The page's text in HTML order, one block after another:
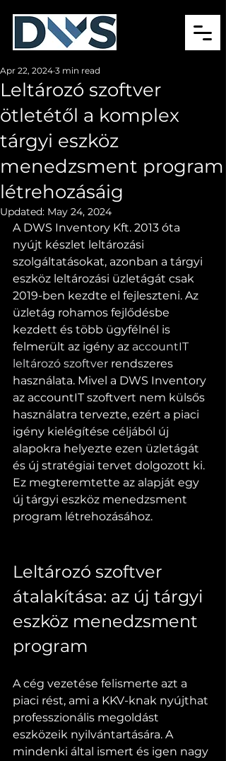
Leltározó szoftver
ötletétől a komplex
tárgyi eszköz
menedzsment program
létrehozásáig
Apr 22, 2024 3 min read
Updated: May 24, 2024
A DWS Inventory Kft. 2013 óta
nyújt készlet leltározási
szolgáltatásokat, azonban a tárgyi
eszköz leltározási üzletágát csak
2019-ben kezdte el fejleszteni. Az
üzletág rohamos fejlődésbe
kezdett és több ügyfélnél is
felmerült az igény az accountIT
leltározó szoftver rendszeres
használata. Mivel a DWS Inventory
az accountIT szoftvert nem külsős
használatra tervezte, ezért a piaci
igény kielégítése céljából új
alapokra helyezte ezen üzletágát
és új stratégiai tervet dolgozott ki.
Ez megteremtette az alapját egy
új tárgyi eszköz menedzsment
program létrehozásához.
Leltározó szoftver
átalakítása: az új tárgyi
eszköz menedzsment
program
A cég vezetése felismerte azt a
piaci rést, ami a KKV-knak nyújthat
professzionális megoldást
eszközeik nyilvántartására. A
mindenki által ismert és igen nagy